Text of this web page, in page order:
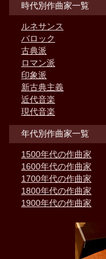
時代別作曲家一覧
ルネサンス
バロック
古典派
ロマン派
印象派
新古典主義
近代音楽
現代音楽
年代別作曲家一覧
1500年代の作曲家
1600年代の作曲家
1700年代の作曲家
1800年代の作曲家
1900年代の作曲家